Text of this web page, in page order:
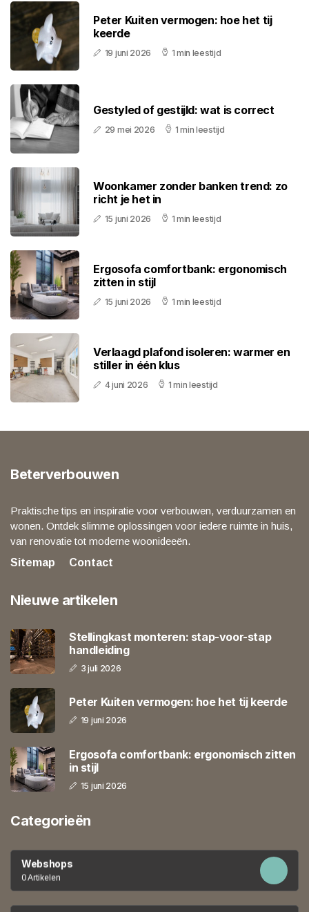
Peter Kuiten vermogen: hoe het tij
keerde
19 juni 2026 1 min leestijd
Gestyled of gestijld: wat is correct
29 mei 2026 1 min leestijd
Woonkamer zonder banken trend: zo
richt je het in
15 juni 2026 1 min leestijd
Ergosofa comfortbank: ergonomisch
zitten in stijl
15 juni 2026 1 min leestijd
Verlaagd plafond isoleren: warmer en
stiller in één klus
4 juni 2026 1 min leestijd
Beterverbouwen
Praktische tips en inspiratie voor verbouwen, verduurzamen en
wonen. Ontdek slimme oplossingen voor iedere ruimte in huis,
van renovatie tot moderne woonideeën.
Sitemap
Contact
Nieuwe artikelen
Stellingkast monteren: stap-voor-stap
handleiding
3 juli 2026
Peter Kuiten vermogen: hoe het tij keerde
19 juni 2026
Ergosofa comfortbank: ergonomisch zitten
in stijl
15 juni 2026
Categorieën
Webshops
0 Artikelen